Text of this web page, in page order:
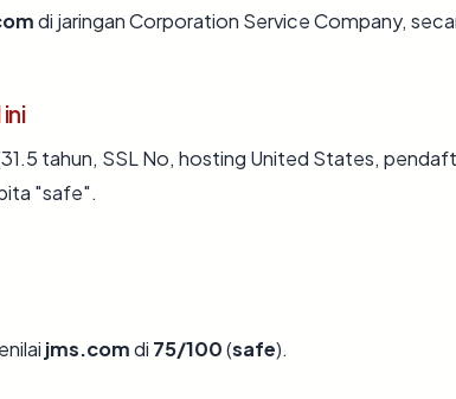
di jaringan Corporation Service Company,
tahun, SSL No, hosting United States,
"safe".
jms.comdi 75/100(safe).